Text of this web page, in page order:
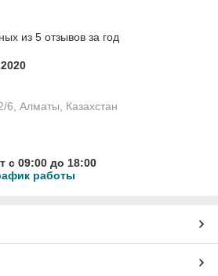
из 5 отзывов за год
6, Алматы, Казахстан
с 09:00 до 18:00
работы